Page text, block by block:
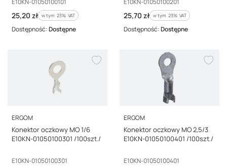
E10KN-01050100101
Cena brutto
25,20 zł w tym %s VAT
w tym 23% VAT
Dostępność:Dostępne
E10KN-01050100201
Cena brutto
25,70 zł w tym %s VAT
w tym 23% VAT
Dostępność:Dostępne
PRODUCENT
ERGOM
Konektor oczkowy MO 1/6
E10KN-01050100301 /100szt./
Kod producenta
E10KN-01050100301
PRODUCENT
ERGOM
Konektor oczkowy MO 2,5/3
E10KN-01050100401 /100szt./
Kod producenta
E10KN-01050100401